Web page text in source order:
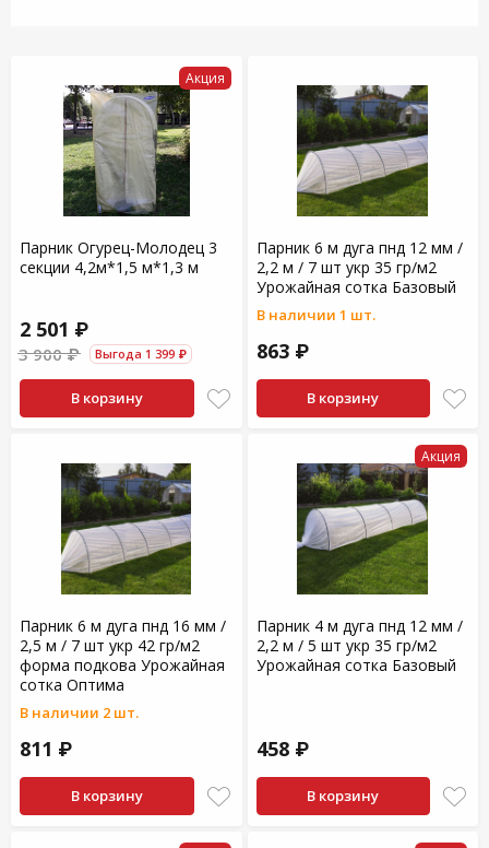
Акция
Парник Огурец-Молодец 3
секции 4,2м*1,5 м*1,3 м
2 501 ₽
3 900 ₽ Выгода 1 399 ₽
В корзину
Парник 6 м дуга пнд 12 мм /
2,2 м / 7 шт укр 35 гр/м2
Урожайная сотка Базовый
В наличии 1 шт.
863 ₽
В корзину
Парник 6 м дуга пнд 16 мм /
2,5 м / 7 шт укр 42 гр/м2
форма подкова Урожайная
сотка Оптима
В наличии 2 шт.
811 ₽
В корзину
Акция
Парник 4 м дуга пнд 12 мм /
2,2 м / 5 шт укр 35 гр/м2
Урожайная сотка Базовый
458 ₽
В корзину